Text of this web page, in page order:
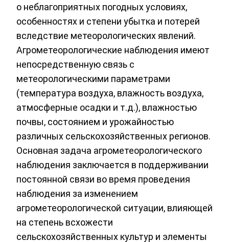
о неблагоприятных погодных условиях,
особенностях и степени убытка и потерей
вследствие метеорологических явлений.
Агрометеорологические наблюдения имеют
непосредственную связь с
метеорологическими параметрами
(температура воздуха, влажность воздуха,
атмосферные осадки и т.д.), влажностью
почвы, состоянием и урожайностью
различных сельскохозяйственных регионов.
Основная задача агрометеорологического
наблюдения заключается в поддерживании
постоянной связи во время проведения
наблюдения за изменением
агрометеорологической ситуации, влияющей
на степень всхожести
сельскохозяйственных культур и элементы